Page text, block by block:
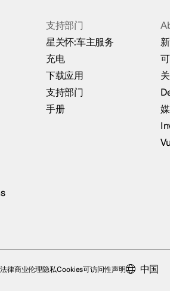
支持部门
星关怀:车主服务
充电
下载应用
支持部门
手册
法律商业伦理隐私Cookies可访问性声明 中国